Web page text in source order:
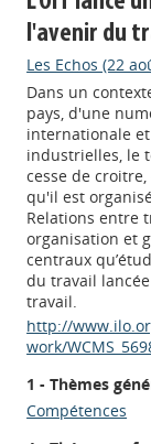
l'avenir du
Les Echos (22
Dans un
pays, d'une
internationale
industrielles, le
cesse de
qu'il est
Relations entre
organisation et
centraux
du travail
travail.
http://
work/
1 - Thèmes
Compétences